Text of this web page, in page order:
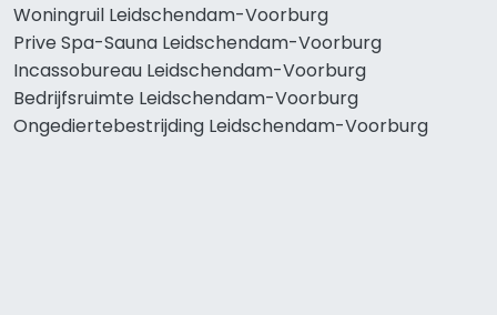
Woningruil Leidschendam-Voorburg
Prive Spa-Sauna Leidschendam-Voorburg
Incassobureau Leidschendam-Voorburg
Bedrijfsruimte Leidschendam-Voorburg
Ongediertebestrijding Leidschendam-Voorburg